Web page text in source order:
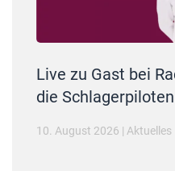
Live zu Gast bei
die Schlagerpiloten
10. August 2026 | Aktuelles